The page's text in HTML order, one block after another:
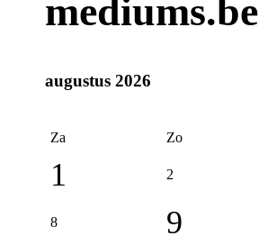
mediums.be
augustus 2026
Za Zo
1 2
8 9